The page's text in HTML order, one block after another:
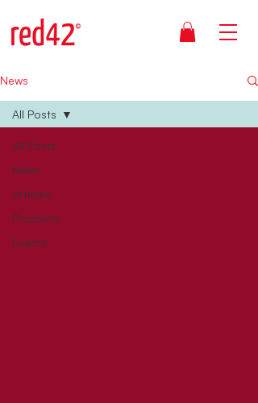
News
All Posts
News
Articles
Products
Events
All Posts